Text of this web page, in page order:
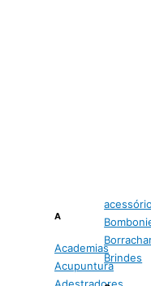
A
Academias
Acupuntura
Brindes